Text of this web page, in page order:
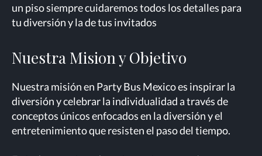
un piso siempre cuidaremos todos los detalles para
tu diversión y la de tus invitados
Nuestra Mision y Objetivo
Nuestra misión en Party Bus Mexico es inspirar la
diversión y celebrar la individualidad a través de
conceptos únicos enfocados en la diversión y el
entretenimiento que resisten el paso del tiempo.